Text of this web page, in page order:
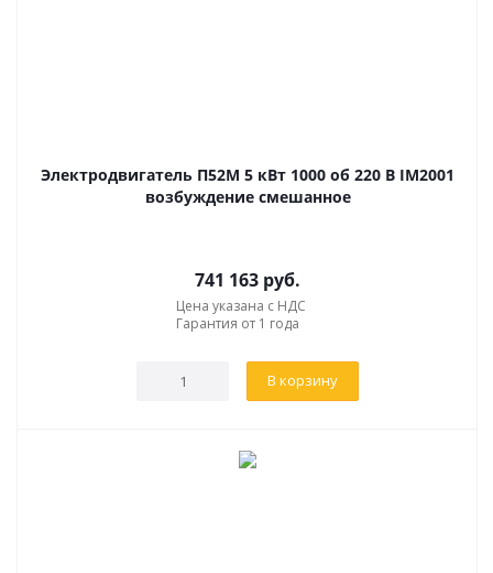
Электродвигатель П52М 5 кВт 1000 об 220 В IM2001
возбуждение смешанное
741 163 руб.
Цена указана с НДС
Гарантия от 1 года
В корзину